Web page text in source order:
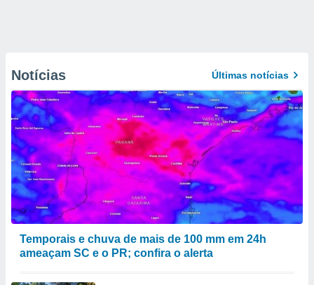
Notícias Últimas notícias
Temporais e chuva de mais de 100 mm em 24h
ameaçam SC e o PR; confira o alerta